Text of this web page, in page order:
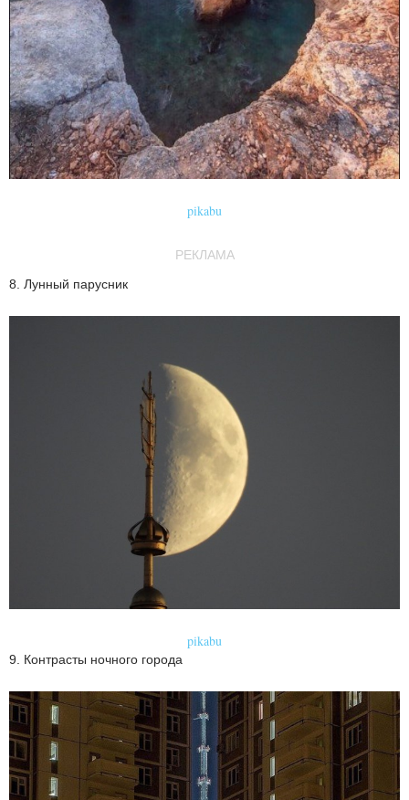
pikabu
РЕКЛАМА
8. Лунный парусник
pikabu
9. Контрасты ночного города